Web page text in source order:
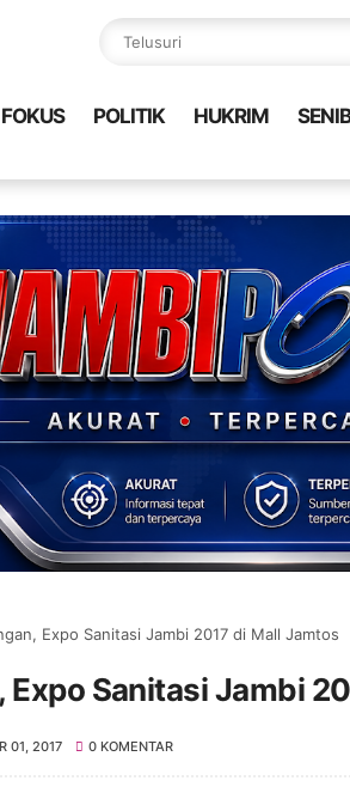
FOKUS POLITIK HUKRIM
Expo Sanitasi Jambi 2017 di Mall Jamtos
Sanitasi Jambi
01, 2017 0 KOMENTAR